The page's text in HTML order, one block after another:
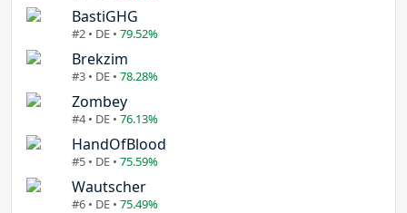
BastiGHG
#2 • DE • 79.52%
Brekzim
#3 • DE • 78.28%
Zombey
#4 • DE • 76.13%
HandOfBlood
#5 • DE • 75.59%
Wautscher
#6 • DE • 75.49%